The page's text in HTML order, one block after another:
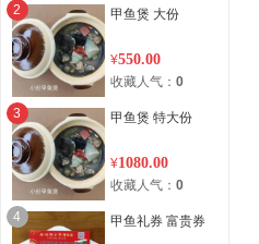
2 甲鱼煲 大份
¥550.00
收藏人气： 0
3 甲鱼煲 特大份
¥1080.00
收藏人气： 0
4 甲鱼礼券 富贵券